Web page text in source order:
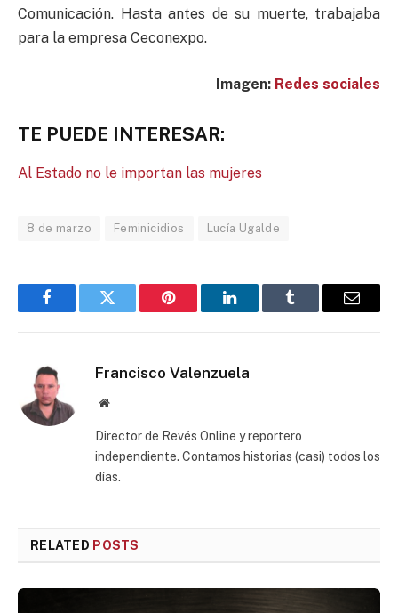
Comunicación. Hasta antes de su muerte, trabajaba
para la empresa Ceconexpo.
Imagen: Redes sociales
TE PUEDE INTERESAR:
Al Estado no le importan las mujeres
8 de marzo Feminicidios Lucía Ugalde
FacebookTwitter Pinterest LinkedInTumblr Email
Francisco Valenzuela
Website
Director de Revés Online y reportero
independiente. Contamos historias (casi) todos los
días.
RELATED POSTS